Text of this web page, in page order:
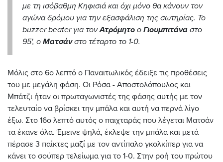
με τη ισόβαθμη Κηφισιά και όχι μόνο θα κάνουν τον
αγώνα δρόμου για την εξασφάλιση της σωτηρίας. Το
buzzer beater για τονΑτρόμητο ο Γιουμπιτάνα στο
95', ο Ματσάνστο τέταρτο το 1-0.
Μόλις στο 6ο λεπτό ο Παναιτωλικός έδειξε τις προθέσεις
του με μεγάλη φάση. Οι Ρόσα - Αποστολόπουλος και
Μπάτζι ήταν οι πρωταγωνιστές της φάσης αυτής με τον
τελευταίο να βρίσκει την μπάλα και αυτή να περνά λίγο
έξω. Στο 16ο λεπτό αυτός ο παιχταράς που λέγεται Ματσάν
τα έκανε όλα. Έμεινε ψηλά, έκλεψε την μπάλα και μετά
πέρασε 3 παίκτες μαζί με τον αντίπαλο γκολκίπερ για να
κάνει το σούπερ τελείωμα για το 1-0. Στην ροή του πρώτου